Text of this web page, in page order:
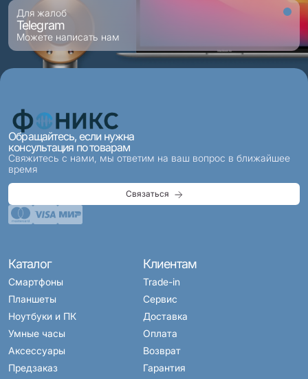
Для жалоб
Telegram
Можете написать нам
Обращайтесь, если нужна
консультация по товарам
Свяжитесь с нами, мы ответим на ваш вопрос в ближайшее
время
Связаться
Каталог
Смартфоны
Планшеты
Ноутбуки и ПК
Умные часы
Аксессуары
Предзаказ
Клиентам
Trade-in
Сервис
Доставка
Оплата
Возврат
Гарантия